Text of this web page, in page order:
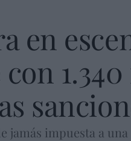
en
jamás impuesta a